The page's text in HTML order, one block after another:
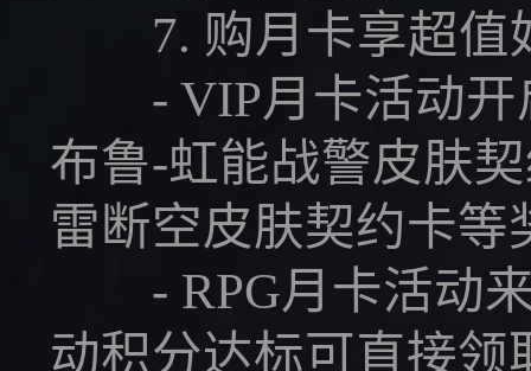
7. 购月卡享超值
- VIP月卡活动开
布鲁-虹能战警皮肤
雷断空皮肤契约卡等
- RPG月卡活动来
动积分达标可直接